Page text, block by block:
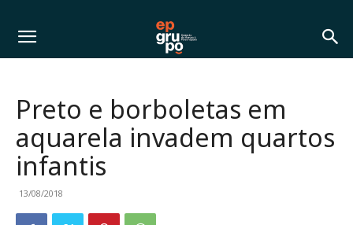
Preto e borboletas em
aquarela invadem quartos
infantis
13/08/2018